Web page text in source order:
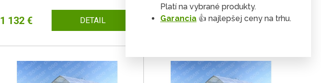
1 132 € DETAIL 468 € DETAIL
Platí na vybrané produkty.
Garancia 👍 najlepšej ceny na trhu.